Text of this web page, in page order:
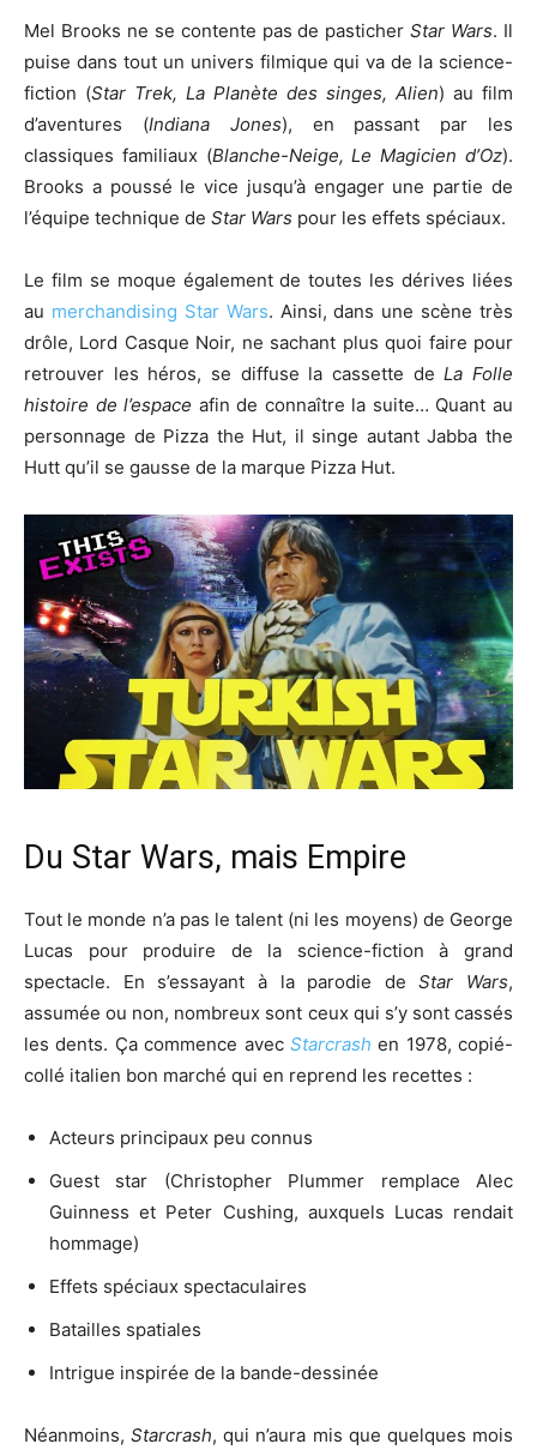
Mel Brooks ne se contente pas de pasticherStar Wars. Il
puise dans tout un univers filmique qui va de la science-
fiction (Star Trek, La Planète des singes, Alien) au film
d’aventures (Indiana Jones), en passant par les
classiques familiaux (Blanche-Neige, Le Magicien d’Oz).
Brooks a poussé le vice jusqu’à engager une partie de
l’équipe technique de Star Wars pour les effets spéciaux.
Le film se moque également de toutes les dérives liées
au merchandising Star Wars. Ainsi, dans une scène très
drôle, Lord Casque Noir, ne sachant plus quoi faire pour
retrouver les héros, se diffuse la cassette deLa Folle
histoire de l’espace afin de connaître la suite… Quant au
personnage de Pizza the Hut, il singe autant Jabba the
Hutt qu’il se gausse de la marque Pizza Hut.
Du Star Wars, mais Empire
Tout le monde n’a pas le talent (ni les moyens) de George
Lucas pour produire de la science-fiction à grand
spectacle. En s’essayant à la parodie deStar Wars,
assumée ou non, nombreux sont ceux qui s’y sont cassés
les dents. Ça commence avec Starcrash en 1978, copié-
collé italien bon marché qui en reprend les recettes :
Acteurs principaux peu connus
Guest star (Christopher Plummer remplace Alec
Guinness et Peter Cushing, auxquels Lucas rendait
hommage)
Effets spéciaux spectaculaires
Batailles spatiales
Intrigue inspirée de la bande-dessinée
Néanmoins,Starcrash, qui n’aura mis que quelques mois